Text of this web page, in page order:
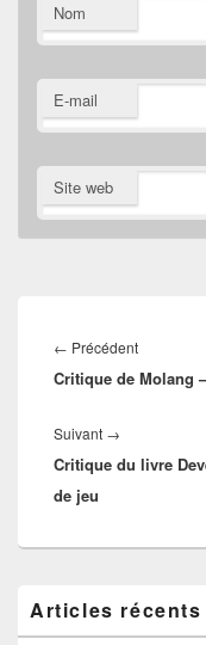
Nom
E-mail
Site web
de
l’article
← PrécédentArticle
Critique de Molang
Suivant →
suivant :
Critique du livre
de jeu
principale
de
Articles récents